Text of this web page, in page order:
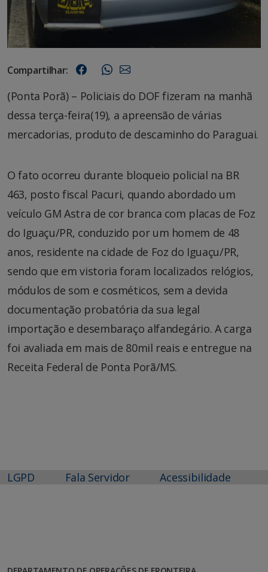
Compartilhar:
(Ponta Porã) – Policiais do DOF fizeram na manhã
dessa terça-feira(19), a apreensão de várias
mercadorias, produto de descaminho do Paraguai.
O fato ocorreu durante bloqueio policial na BR
463, posto fiscal Pacuri, quando abordado um
veículo GM Astra de cor branca com placas de Foz
do Iguaçu/PR, conduzido por um homem de 48
anos, residente na cidade de Foz do Iguaçu/PR,
sendo que em vistoria foram localizados relógios,
módulos de som e cosméticos, sem a devida
documentação probatória da sua legal
importação e desembaraço alfandegário. A carga
foi avaliada em mais de 80mil reais e entregue na
Receita Federal de Ponta Porã/MS.
LGPD Fala Servidor Acessibilidade